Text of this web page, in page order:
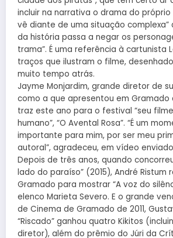
incluir na narrativa o drama do próprio
vê diante de uma situação complexa”
da história passa a negar os
trama”. É uma referência à cartunista
traços que ilustram o filme,
muito tempo atrás.
Jayme Monjardim, grande diretor de
como a que apresentou em Gramado
traz este ano para o festival “seu
humano”, “O Avental Rosa”. “É um
importante para mim, por ser meu
autoral”, agradeceu, em vídeo
Depois de três anos, quando
lado do paraíso” (2015), André Ristum
Gramado para mostrar “A voz do
elenco Marieta Severo. E o grande
de Cinema de Gramado de 2011,
“Riscado” ganhou quatro Kikitos
diretor), além do prêmio do Júri da